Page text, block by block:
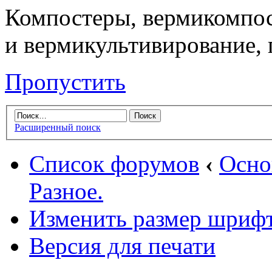
Компостеры,
и
Пропустить
Расширенный поиск
Список форумов ‹
Разное.
Изменить размер
Версия для печати